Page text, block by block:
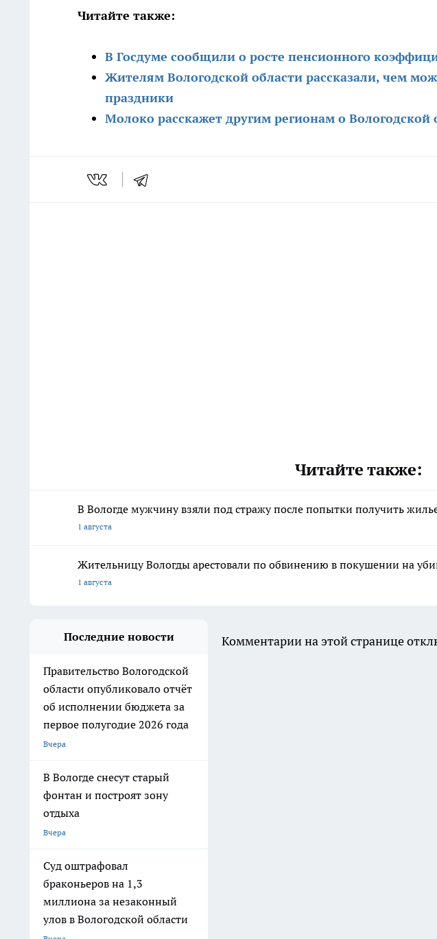
Читайте также:
В Госдуме сообщили о росте пенсионного
Жителям Вологодской области рассказали, чем
праздники
Молоко расскажет другим регионам о Вологодской
Читайте также:
В Вологде мужчину взяли под стражу после попытки получить
1 августа
Жительницу Вологды арестовали по обвинению в покушении на
1 августа
Последние новости
Правительство Вологодской
области опубликовало отчёт
об исполнении бюджета за
первое полугодие 2026 года
Вчера
В Вологде снесут старый
фонтан и построят зону
отдыха
Вчера
Суд оштрафовал
браконьеров на 1,3
миллиона за незаконный
улов в Вологодской области
Комментарии на этой странице